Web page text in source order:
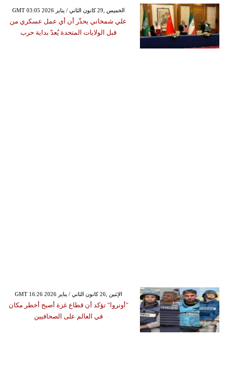
GMT 03:05 2026 الخميس ,29 كانون الثاني / يناير
علي شمخاني يحذّر أن أي عمل عسكري من
قبل الولايات المتحدة يُعدّ بداية حرب
GMT 16:26 2026 الإثنين ,26 كانون الثاني / يناير
"أونروا" تؤكد أن قطاع غزة أصبح أخطر مكان
في العالم على الصحافيين